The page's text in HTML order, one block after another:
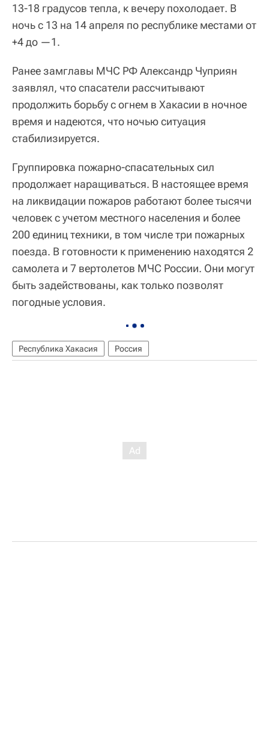
13-18 градусов тепла, к вечеру похолодает. В
ночь с 13 на 14 апреля по республике местами от
+4 до —1.
Ранее замглавы МЧС РФ Александр Чуприян
заявлял, что спасатели рассчитывают
продолжить борьбу с огнем в Хакасии в ночное
время и надеются, что ночью ситуация
стабилизируется.
Группировка пожарно-спасательных сил
продолжает наращиваться. В настоящее время
на ликвидации пожаров работают более тысячи
человек с учетом местного населения и более
200 единиц техники, в том числе три пожарных
поезда. В готовности к применению находятся 2
самолета и 7 вертолетов МЧС России. Они могут
быть задействованы, как только позволят
погодные условия.
Республика Хакасия Россия